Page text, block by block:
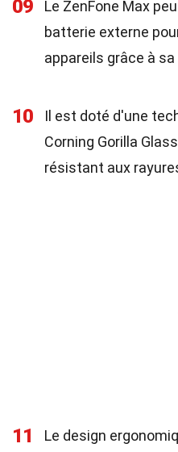
09
Le ZenFone Max
batterie externe
appareils grâce à
10
Il est doté d'une
Corning Gorilla
résistant aux
11
Le design